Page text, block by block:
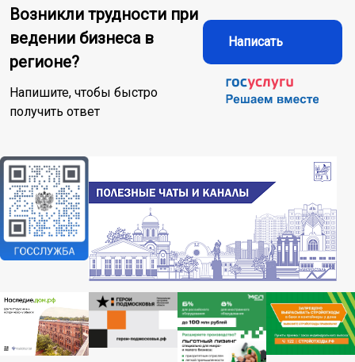
Возникли трудности при
ведении бизнеса в
регионе?
Напишите, чтобы быстро
получить ответ
Написать